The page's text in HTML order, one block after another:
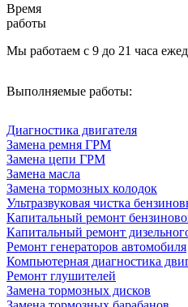
Время
работы
Мы работаем с 9 до 21 часа
Выполняемые работы:
Диагностика двигателя
Замена ремня ГРМ
Замена цепи ГРМ
Замена масла
Замена тормозных колодок
Ультразвуковая чистка
Капитальный ремонт
Капитальный ремонт
Ремонт генераторов автомобиля
Компьютерная диагностика
Ремонт глушителей
Замена тормозных дисков